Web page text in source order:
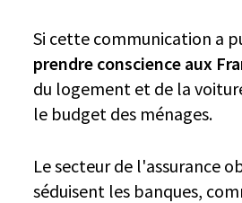
Si cette communication a
prendre conscience aux
du logement et de la
le budget des ménages.
Le secteur de l'assurance
séduisent les banques,